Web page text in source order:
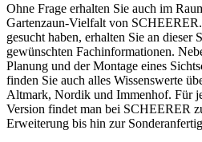
Ohne Frage erhalten Sie auch im
Gartenzaun-Vielfalt von
gesucht haben, erhalten Sie an dieser
gewünschten Fachinformationen.
Planung und der Montage eines
finden Sie auch alles Wissenswerte
Altmark, Nordik und Immenhof. Für
Version findet man bei SCHEERER
Erweiterung bis hin zur